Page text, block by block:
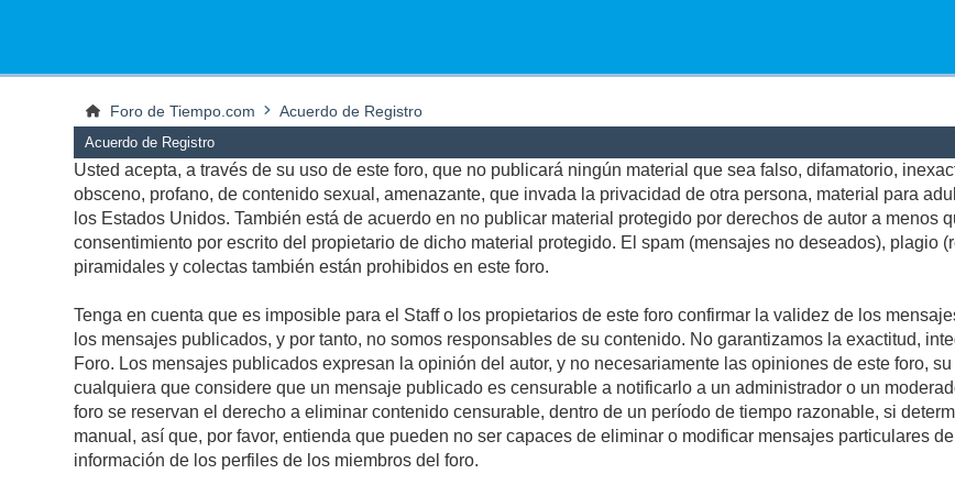
Foro de Tiempo.com Acuerdo de Registro
Acuerdo de Registro
Usted acepta, a través de su uso de este foro, que no publicará ningún material que sea falso, difamatorio,
obsceno, profano, de contenido sexual, amenazante, que invada la privacidad de otra persona, material para
los Estados Unidos. También está de acuerdo en no publicar material protegido por derechos de autor a menos
consentimiento por escrito del propietario de dicho material protegido. El spam (mensajes no deseados), plagio
piramidales y colectas también están prohibidos en este foro.
Tenga en cuenta que es imposible para el Staff o los propietarios de este foro confirmar la validez de los
los mensajes publicados, y por tanto, no somos responsables de su contenido. No garantizamos la exactitud,
Foro. Los mensajes publicados expresan la opinión del autor, y no necesariamente las opiniones de este foro,
cualquiera que considere que un mensaje publicado es censurable a notificarlo a un administrador o un
foro se reservan el derecho a eliminar contenido censurable, dentro de un período de tiempo razonable, si
manual, así que, por favor, entienda que pueden no ser capaces de eliminar o modificar mensajes particulares
información de los perfiles de los miembros del foro.